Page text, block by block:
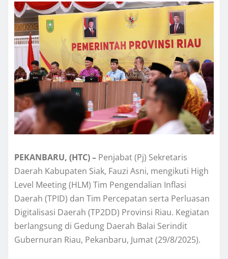
PEKANBARU, (HTC) – Penjabat (Pj) Sekretaris
Daerah Kabupaten Siak, Fauzi Asni, mengikuti High
Level Meeting (HLM) Tim Pengendalian Inflasi
Daerah (TPID) dan Tim Percepatan serta Perluasan
Digitalisasi Daerah (TP2DD) Provinsi Riau. Kegiatan
berlangsung di Gedung Daerah Balai Serindit
Gubernuran Riau, Pekanbaru, Jumat (29/8/2025).